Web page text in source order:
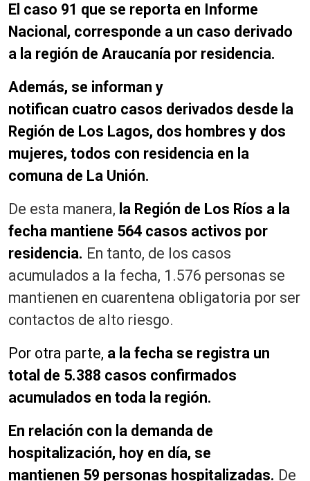
El caso 91 que se reporta en Informe
Nacional, corresponde a un caso derivado
a la región de Araucanía por residencia.
Además, se informan y
notifican cuatro casos derivados desde la
Región de Los Lagos, dos hombres y dos
mujeres, todos con residencia en la
comuna de La Unión.
De esta manera, la Región de Los Ríos a la
fecha mantiene 564 casos activos por
residencia. En tanto, de los casos
acumulados a la fecha, 1.576 personas se
mantienen en cuarentena obligatoria por ser
contactos de alto riesgo.
Por otra parte, a la fecha se registra un
total de 5.388 casos confirmados
acumulados en toda la región.
En relación con la demanda de
hospitalización, hoy en día, se
mantienen 59 personas hospitalizadas. De